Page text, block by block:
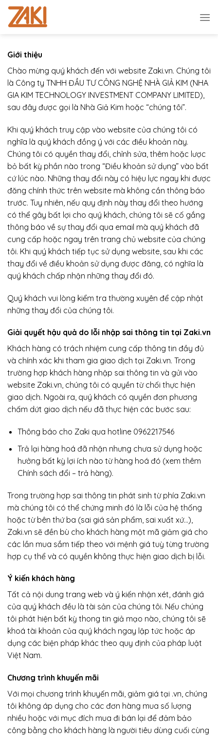
Chuyển
đến
nội
Giới thiệu
Chào mừng quý khách đến với website Zaki.vn. Chúng tôi
là Công ty TNHH ĐẦU TƯ CÔNG NGHỆ NHÀ GIẢ KIM (NHA
GIA KIM TECHNOLOGY INVESTMENT COMPANY LIMITED),
sau đây được gọi là Nhà Giả Kim hoặc “chúng tôi”.
Khi quý khách truy cập vào website của chúng tôi có
nghĩa là quý khách đồng ý với các điều khoản này.
Chúng tôi có quyền thay đổi, chỉnh sửa, thêm hoặc lược
bỏ bất kỳ phần nào trong “Điều khoản sử dụng” vào bất
cứ lúc nào. Những thay đổi này có hiệu lực ngay khi được
đăng chính thức trên website mà không cần thông báo
trước. Tuy nhiên, nếu quy định này thay đổi theo hướng
có thể gây bất lợi cho quý khách, chúng tôi sẽ cố gắng
thông báo về sự thay đổi qua email mà quý khách đã
cung cấp hoặc ngay trên trang chủ website của chúng
tôi. Khi quý khách tiếp tục sử dụng website, sau khi các
thay đổi về điều khoản sử dụng được đăng, có nghĩa là
quý khách chấp nhận những thay đổi đó.
Quý khách vui lòng kiểm tra thường xuyên để cập nhật
những thay đổi của chúng tôi.
Giải quyết hậu quả do lỗi nhập sai thông tin tại Zaki.vn
Khách hàng có trách nhiệm cung cấp thông tin đầy đủ
và chính xác khi tham gia giao dịch tại Zaki.vn. Trong
trường hợp khách hàng nhập sai thông tin và gửi vào
website Zaki.vn, chúng tôi có quyền từ chối thực hiện
giao dịch. Ngoài ra, quý khách có quyền đơn phương
chấm dứt giao dịch nếu đã thực hiện các bước sau:
Thông báo cho Zaki qua hotline 0962217546
Trả lại hàng hoá đã nhận nhưng chưa sử dụng hoặc
hưởng bất kỳ lợi ích nào từ hàng hoá đó (xem thêm
Chính sách đổi – trả hàng).
Trong trường hợp sai thông tin phát sinh từ phía Zaki.vn
mà chúng tôi có thể chứng minh đó là lỗi của hệ thống
hoặc từ bên thứ ba (sai giá sản phẩm, sai xuất xứ…),
Zaki.vn sẽ đền bù cho khách hàng một mã giảm giá cho
các lần mua sắm tiếp theo với mệnh giá tuỳ từng trường
hợp cụ thể và có quyền không thực hiện giao dịch bị lỗi.
Ý kiến khách hàng
Tất cả nội dung trang web và ý kiến nhận xét, đánh giá
của quý khách đều là tài sản của chúng tôi. Nếu chúng
tôi phát hiện bất kỳ thong tin giả mạo nào, chúng tôi sẽ
khoá tài khoản của quý khách ngay lập tức hoặc áp
dụng các biện pháp khác theo quy định của pháp luật
Việt Nam.
Chương trình khuyến mãi
Với mọi chương trình khuyến mãi, giảm giá tại .vn, chúng
tôi không áp dụng cho các đơn hàng mua số lượng
nhiều hoặc với mục đích mua đi bán lại để đảm bảo
công bằng cho khách hàng là người tiêu dùng cuối cùng